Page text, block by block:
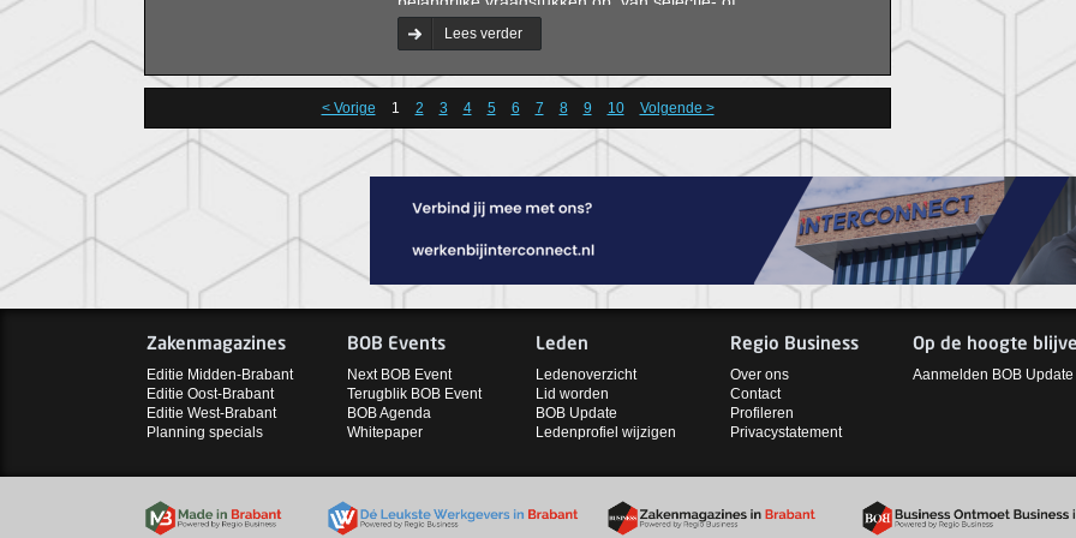
opvolgingskwesties tot aan loopbaanvragen en team- en
organisatieontwikkeling.
Lees verder
< Vorige 1 2 3 4 5 6 7 8 9 10 Volgende >
Zakenmagazines
Editie Midden-Brabant
Editie Oost-Brabant
Editie West-Brabant
Planning specials
BOB Events
Next BOB Event
Terugblik BOB Event
BOB Agenda
Whitepaper
Leden
Ledenoverzicht
Lid worden
BOB Update
Ledenprofiel wijzigen
Regio Business
Over ons
Contact
Profileren
Privacystatement
Op de hoogte
Aanmelden BOB Update